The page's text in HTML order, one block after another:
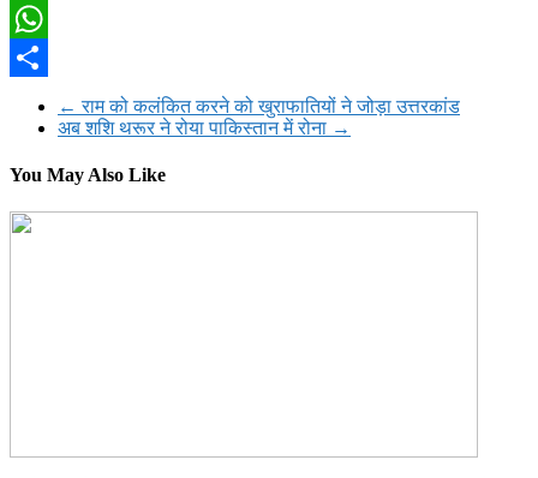
Twitter
WhatsApp
← राम को कलंकित करने को खुराफातियों ने जोड़ा उत्तरकांड
अब शशि थरूर ने रोया पाकिस्तान में रोना →
You May Also Like